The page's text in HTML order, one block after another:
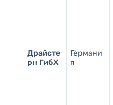
Драйсте
рн ГмбХ
Германи
я